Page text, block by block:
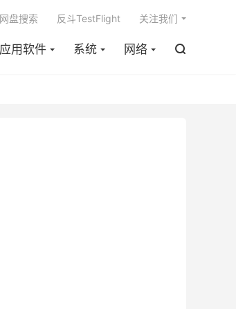
应用软件 系统 网络 
网盘搜索 反斗TestFlight 关注我们